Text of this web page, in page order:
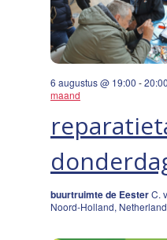
6 augustus @ 19:00 -20:00
maand
buurtruimte de EesterC.
Noord-Holland,